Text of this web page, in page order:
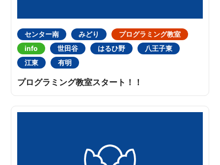
センター南 みどり
プログラミング教室
info
世田谷 はるひ野
八王子東
江東
有明
プログラミング教室スタート！！